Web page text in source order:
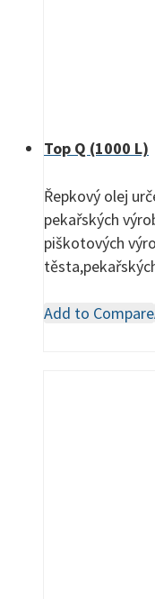
Top Q (1000 L)
Řepkový olej
pekařských
piškotových
Add to Compare